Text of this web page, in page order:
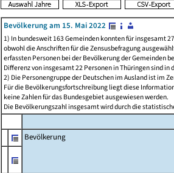
Bevölkerung am 15. Mai 2022
1) In bundesweit 163 Gemeinden konnten für insgesamt
obwohl die Anschriften für die Zensusbefragung
erfassten Personen bei der Bevölkerung der Gemeinden
Differenz von insgesamt 22 Personen in Thüringen sind
2) Die Personengruppe der Deutschen im Ausland ist im
Für die Bevölkerungsfortschreibung liegt diese
keine Zahlen für das Bundesgebiet ausgewiesen werden.
Die Bevölkerungszahl insgesamt wird durch die
Bevölkerung